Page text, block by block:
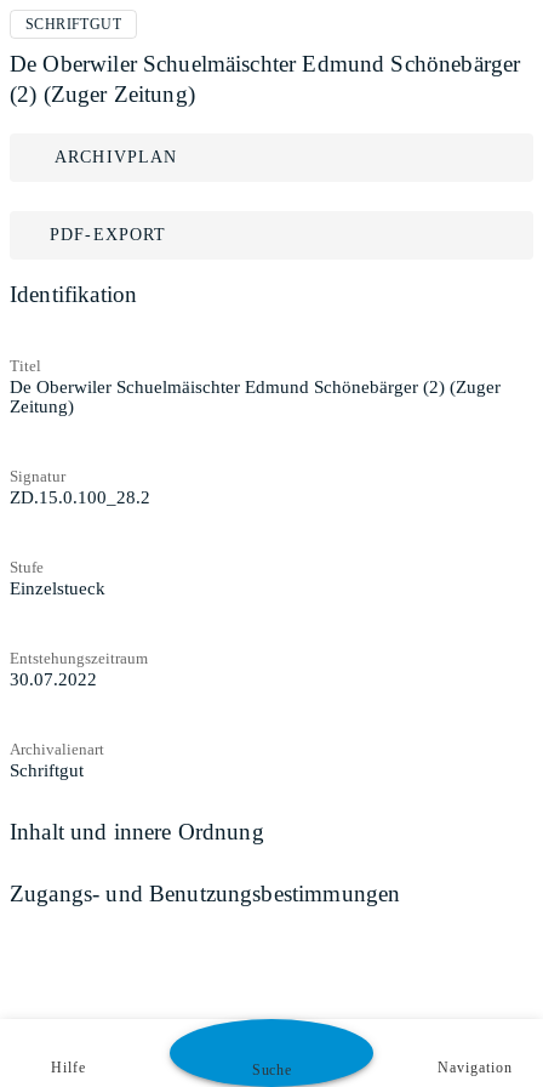
SCHRIFTGUT
De Oberwiler Schuelmäischter Edmund Schönebärger
(2) (Zuger Zeitung)
ARCHIVPLAN
PDF-EXPORT
Identifikation
Titel
De Oberwiler Schuelmäischter Edmund Schönebärger (2) (Zuger
Zeitung)
Signatur
ZD.15.0.100_28.2
Stufe
Einzelstueck
Entstehungszeitraum
30.07.2022
Archivalienart
Schriftgut
Inhalt und innere Ordnung
Zugangs- und Benutzungsbestimmungen
Hilfe Suche Navigation